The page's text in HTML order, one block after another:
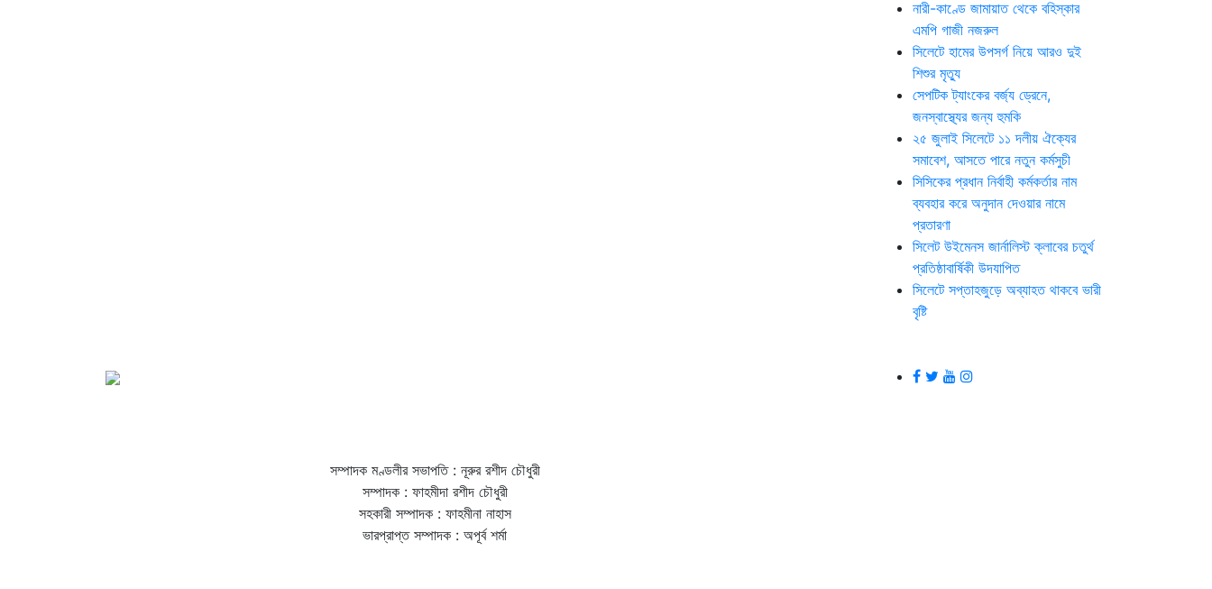
নারী-কাণ্ডে জামায়াত থেকে বহিস্কার
এমপি গাজী নজরুল
সিলেটে হামের উপসর্গ নিয়ে আরও দুই
শিশুর মৃত্যু
সেপটিক ট্যাংকের বর্জ্য ড্রেনে,
জনস্বাস্থ্যের জন্য হুমকি
২৫ জুলাই সিলেটে ১১ দলীয় ঐক্যের
সমাবেশ, আসতে পারে নতুন কর্মসুচী
সিসিকের প্রধান নির্বাহী কর্মকর্তার নাম
ব্যবহার করে অনুদান দেওয়ার নামে
প্রতারণা
সিলেট উইমেনস জার্নালিস্ট ক্লাবের চতুর্থ
প্রতিষ্ঠাবার্ষিকী উদযাপিত
সিলেটে সপ্তাহজুড়ে অব্যাহত থাকবে ভারী
বৃষ্টি
সম্পাদক মণ্ডলীর সভাপতি : নূরুর রশীদ চৌধুরী
সম্পাদক : ফাহমীদা রশীদ চৌধুরী
সহকারী সম্পাদক : ফাহমীনা নাহাস
ভারপ্রাপ্ত সম্পাদক : অপূর্ব শর্মা